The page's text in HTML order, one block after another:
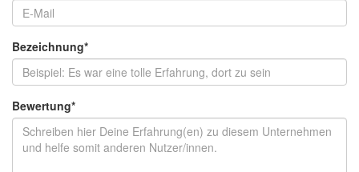
Bezeichnung*
Bewertung*